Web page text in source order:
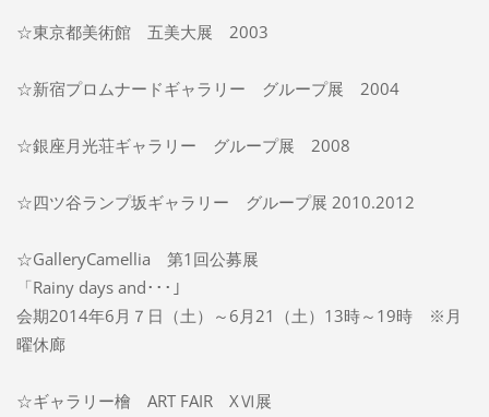
☆東京都美術館 五美大展 2003
☆新宿プロムナードギャラリー グループ展 2004
☆銀座月光荘ギャラリー グループ展 2008
☆四ツ谷ランプ坂ギャラリー グループ展 2010.2012
☆GalleryCamellia 第1回公募展
「Rainy days and･･･」
会期2014年6月７日（土）～6月21（土）13時～19時 ※月
曜休廊
☆ギャラリー檜 ART FAIR XⅥ展